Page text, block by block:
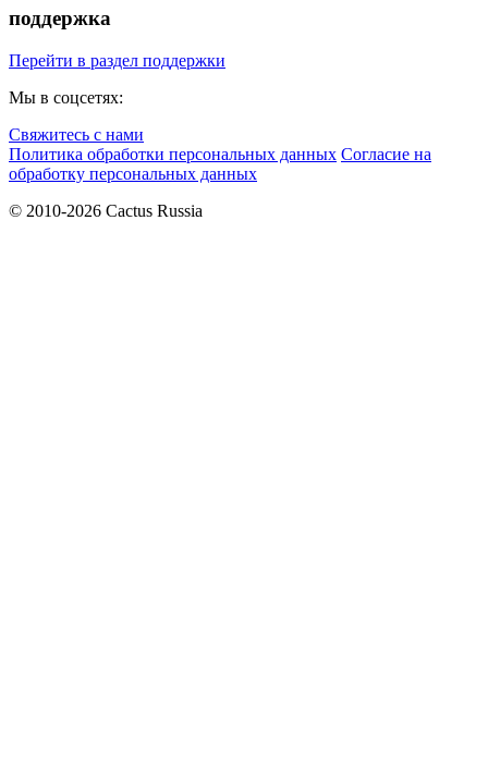
поддержка
Перейти в раздел поддержки
Мы в соцсетях:
Свяжитесь с нами
Политика обработки персональных данных Согласие на
обработку персональных данных
© 2010-2026 Cactus Russia